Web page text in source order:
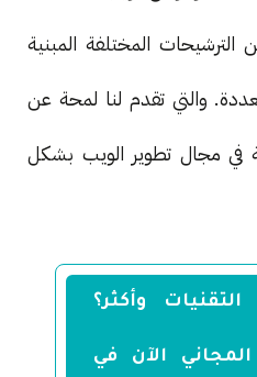
المختلفة المبنية
والتي تقدم لنا لمحة عن
في مجال تطوير الويب بشكل
وأكثر؟
الآن في